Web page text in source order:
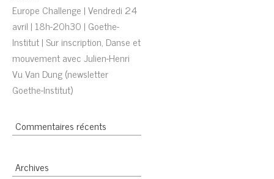
Europe Challenge | Vendredi 24
avril | 18h-20h30 | Goethe-
Institut | Sur inscription, Danse et
mouvement avec Julien-Henri
Vu Van Dung (newsletter
Goethe-Institut)
Commentaires récents
Archives